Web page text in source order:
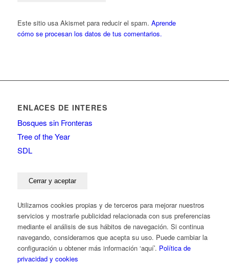
Este sitio usa Akismet para reducir el spam. Aprende
cómo se procesan los datos de tus comentarios.
ENLACES DE INTERES
Bosques sin Fronteras
Tree of the Year
SDL
Utilizamos cookies propias y de terceros para mejorar nuestros
servicios y mostrarle publicidad relacionada con sus preferencias
mediante el análisis de sus hábitos de navegación. Si continua
navegando, consideramos que acepta su uso. Puede cambiar la
configuración u obtener más información ‘aquí’. Política de
privacidad y cookies